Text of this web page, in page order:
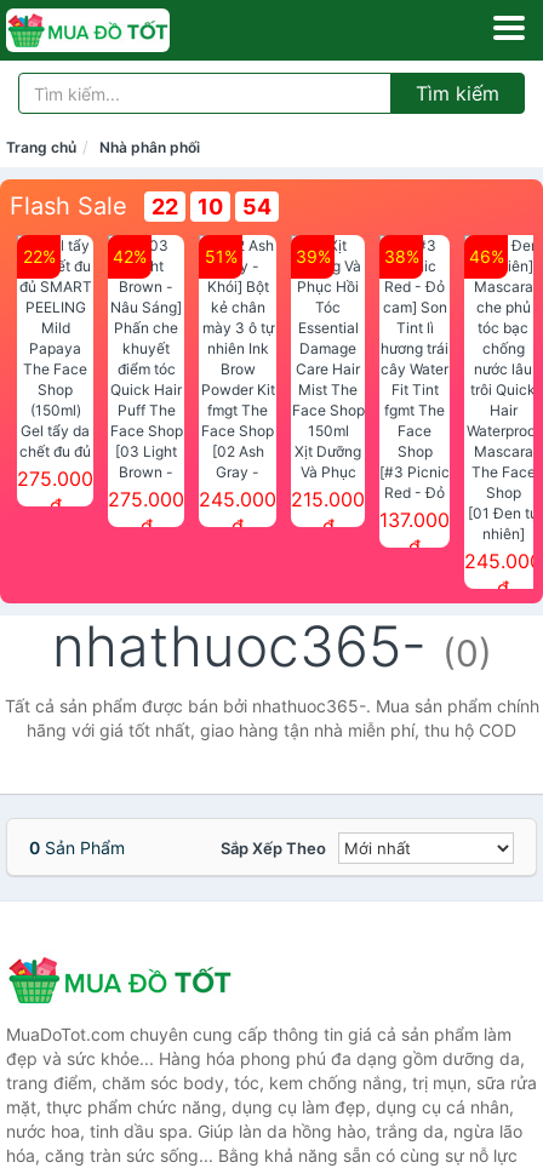
Tìm kiếm
Trang chủ Nhà phân phối
Flash Sale 22 10 54
22%
Gel tẩy da
chết đu đủ
SMART
PEELING
275.000
đ
42%
[03 Light
Brown -
Nâu Sáng]
Phấn che
275.000
đ
51%
[02 Ash
Gray -
Khói] Bột
kẻ chân
Face Shop
245.000
đ
39%
Xịt Dưỡng
Và Phục
Hồi Tóc
Essential
215.000
đ
38%
[#3 Picnic
Red - Đỏ
cam] Son
Shop
137.000
đ
46%
[01 Đen tự
nhiên]
Mascara
che phủ
nước lâu
trôi Quick
Waterproof
Mascara
The Face
245.000
đ
nhathuoc365- (0)
Tất cả sản phẩm được bán bởi nhathuoc365-. Mua sản phẩm chính
hãng với giá tốt nhất, giao hàng tận nhà miễn phí, thu hộ COD
0 Sản Phẩm Sắp Xếp Theo
MuaDoTot.com chuyên cung cấp thông tin giá cả sản phẩm làm
đẹp và sức khỏe... Hàng hóa phong phú đa dạng gồm dưỡng da,
trang điểm, chăm sóc body, tóc, kem chống nắng, trị mụn, sữa rửa
mặt, thực phẩm chức năng, dụng cụ làm đẹp, dụng cụ cá nhân,
nước hoa, tinh dầu spa. Giúp làn da hồng hào, trắng da, ngừa lão
hóa, căng tràn sức sống... Bằng khả năng sẵn có cùng sự nỗ lực